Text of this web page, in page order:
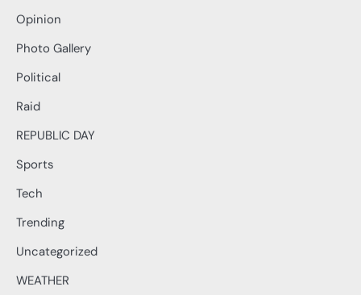
Opinion
Photo Gallery
Political
Raid
REPUBLIC DAY
Sports
Tech
Trending
Uncategorized
WEATHER